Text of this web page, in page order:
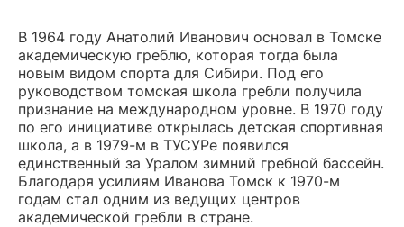
В 1964 году Анатолий Иванович основал в Томске
академическую греблю, которая тогда была
новым видом спорта для Сибири. Под его
руководством томская школа гребли получила
признание на международном уровне. В 1970 году
по его инициативе открылась детская спортивная
школа, а в 1979-м в ТУСУРе появился
единственный за Уралом зимний гребной бассейн.
Благодаря усилиям Иванова Томск к 1970-м
годам стал одним из ведущих центров
академической гребли в стране.